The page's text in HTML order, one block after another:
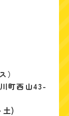
）
町西山43-
土)